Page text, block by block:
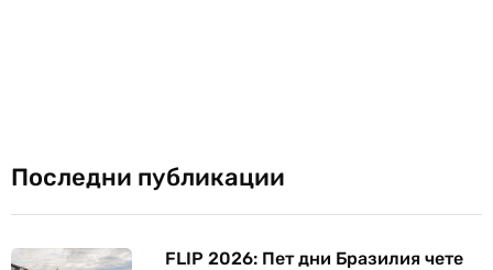
Последни публикации
FLIP 2026: Пет дни Бразилия чете